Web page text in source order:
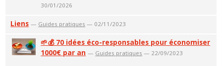
30/01/2026
Liens — Guides pratiques — 02/11/2023
🌱💰 70 idées éco-responsables pour économiser
1000€ par an — Guides pratiques — 22/09/2023